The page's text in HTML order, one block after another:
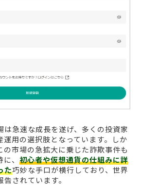
は急速な成長を遂げ、多くの投資家
運用の選択肢となっています。しか
の市場の急拡大に乗じた詐欺事件も
、 初心者や仮想通貨の仕組みに詳
た巧妙な手口が横行しており、世界
されています。